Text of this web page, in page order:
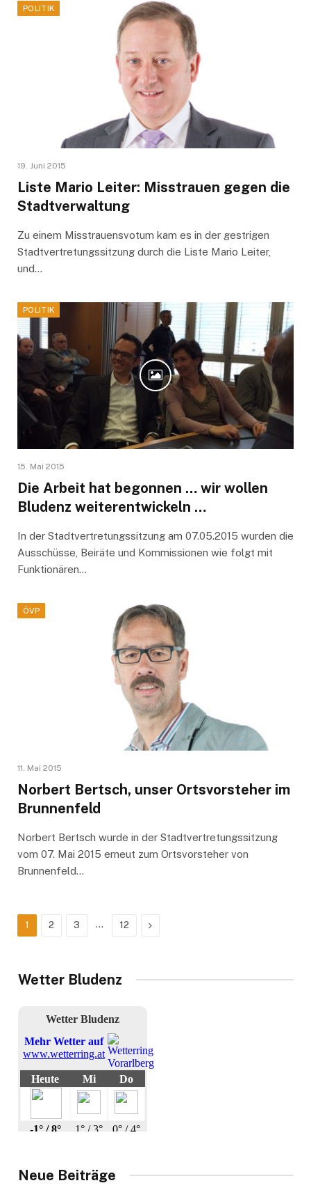
POLITIK
19. Juni 2015
Liste Mario Leiter: Misstrauen gegen die
Stadtverwaltung
Zu einem Misstrauensvotum kam es in der gestrigen
Stadtvertretungssitzung durch die Liste Mario Leiter,
und…
POLITIK
15. Mai 2015
Die Arbeit hat begonnen … wir wollen
Bludenz weiterentwickeln …
In der Stadtvertretungssitzung am 07.05.2015 wurden die
Ausschüsse, Beiräte und Kommissionen wie folgt mit
Funktionären…
ÖVP
11. Mai 2015
Norbert Bertsch, unser Ortsvorsteher im
Brunnenfeld
Norbert Bertsch wurde in der Stadtvertretungssitzung
vom 07. Mai 2015 erneut zum Ortsvorsteher von
Brunnenfeld…
1 2 3 … 12 Next
Wetter Bludenz
Neue Beiträge